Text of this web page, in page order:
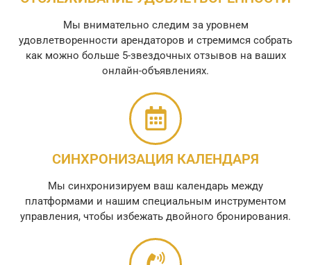
Мы внимательно следим за уровнем
удовлетворенности арендаторов и стремимся собрать
как можно больше 5-звездочных отзывов на ваших
онлайн-объявлениях.
СИНХРОНИЗАЦИЯ КАЛЕНДАРЯ
Мы синхронизируем ваш календарь между
платформами и нашим специальным инструментом
управления, чтобы избежать двойного бронирования.